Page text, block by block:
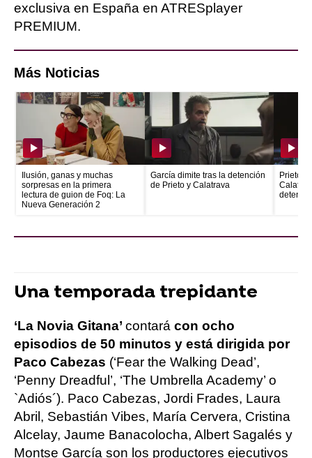
exclusiva en España en ATRESplayer
PREMIUM.
Más Noticias
Ilusión, ganas y muchas
sorpresas en la primera
lectura de guion de Foq: La
Nueva Generación 2
García dimite tras la detención
de Prieto y Calatrava
Prieto
Una temporada trepidante
‘La Novia Gitana’ contará con ocho
episodios de 50 minutos y está dirigida por
Paco Cabezas (‘Fear the Walking Dead’,
‘Penny Dreadful’, ‘The Umbrella Academy’ o
`Adiós´). Paco Cabezas, Jordi Frades, Laura
Abril, Sebastián Vibes, María Cervera, Cristina
Alcelay, Jaume Banacolocha, Albert Sagalés y
Montse García son los productores ejecutivos